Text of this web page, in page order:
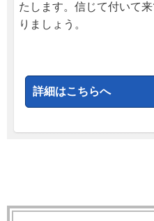
たします。信じて付いて
りましょう。
詳細はこちらへ